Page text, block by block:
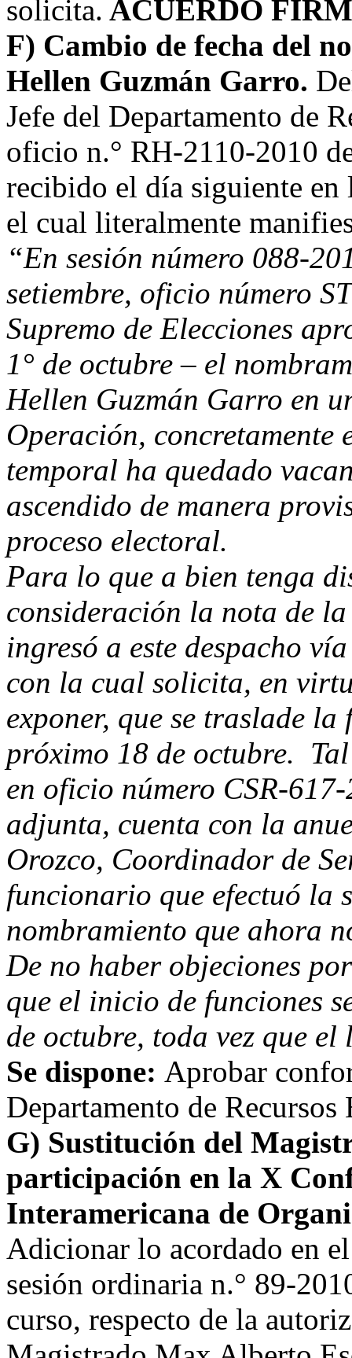
solicita. ACUERDO
F) Cambio de fecha del
Hellen Guzmán Garro.
Jefe del Departamento de
oficio n.° RH-2110-2010
recibido el día siguiente en
el cual literalmente
“En sesión número 088-
setiembre, oficio número
Supremo de Elecciones
1° de octubre – el
Hellen Guzmán Garro en
Operación, concretamente
temporal ha quedado
ascendido de manera
proceso electoral.
Para lo que a bien tenga
consideración la nota de
ingresó a este despacho
con la cual solicita, en
exponer, que se traslade
próximo 18 de octubre.
en oficio número CSR-
adjunta, cuenta con la
Orozco, Coordinador de
funcionario que efectuó la
nombramiento que ahora
De no haber objeciones
que el inicio de funciones
de octubre, toda vez que
Se dispone: Aprobar
Departamento de
G) Sustitución del
participación en la X
Interamericana de
Adicionar lo acordado en
sesión ordinaria n.° 89-
curso, respecto de la